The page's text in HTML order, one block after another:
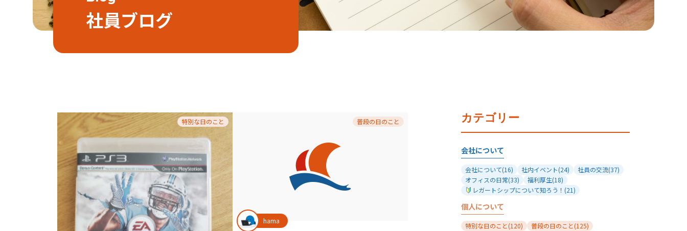
社員ブログ
特別な日のこと 普段の日のこと
hama
カテゴリー
会社について
会社について(16) 社内イベント(24) 社員の交流(37)
オフィスの日常(33) 福利厚生(18)
レガートシップについて知ろう！ (21)
個人について
特別な日のこと(120) 普段の日のこと(125)